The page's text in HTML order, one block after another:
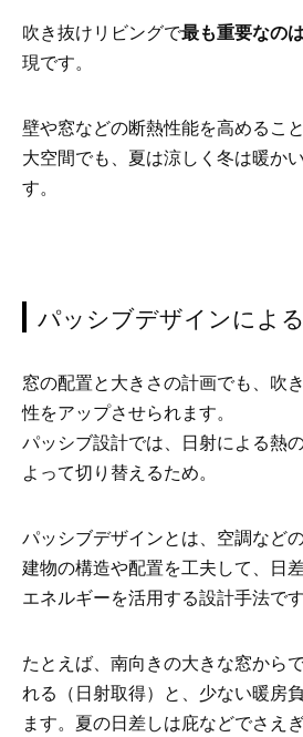
吹き抜けリビングで最も重要なの
現です。
壁や窓などの断熱性能を高めるこ
大空間でも、夏は涼しく冬は暖か
す。
パッシブデザインによ
窓の配置と大きさの計画でも、吹
性をアップさせられます。
パッシブ設計では、日射による熱
よって切り替えるため。
パッシブデザインとは、空調など
建物の構造や配置を工夫して、日
エネルギーを活用する設計手法です
たとえば、南向きの大きな窓から
れる（日射取得）と、少ない暖房
ます。夏の日差しは庇などでさえ